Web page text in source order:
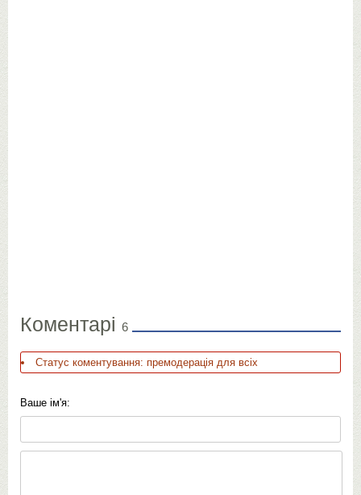
Коментарі 6
Статус коментування: премодерація для всіх
Ваше ім'я: